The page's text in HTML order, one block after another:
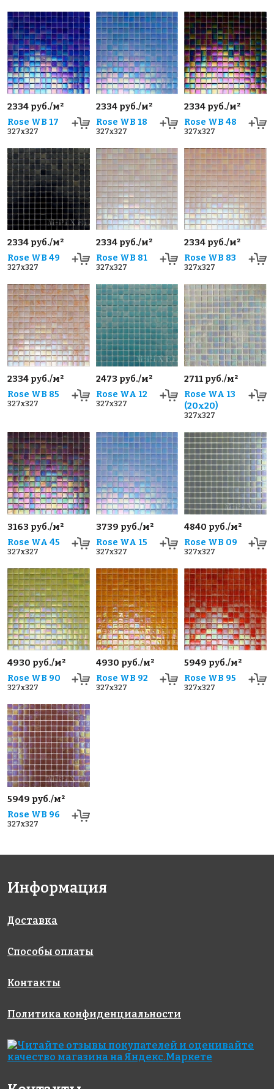
2334 руб./м²
Rose WB 17
327x327
2334 руб./м²
Rose WB 18
327x327
2334 руб./м²
Rose WB 48
327x327
2334 руб./м²
Rose WB 49
327x327
2334 руб./м²
Rose WB 81
327x327
2334 руб./м²
Rose WB 83
327x327
2334 руб./м²
Rose WB 85
327x327
2473 руб./м²
Rose WA 12
327x327
2711 руб./м²
Rose WA 13
(20x20)
327x327
3163 руб./м²
Rose WA 45
327x327
3739 руб./м²
Rose WA 15
327x327
4840 руб./м²
Rose WB 09
327x327
4930 руб./м²
Rose WB 90
327x327
4930 руб./м²
Rose WB 92
327x327
5949 руб./м²
Rose WB 95
327x327
5949 руб./м²
Rose WB 96
327x327
Информация
Доставка
Способы оплаты
Контакты
Политика конфиденциальности